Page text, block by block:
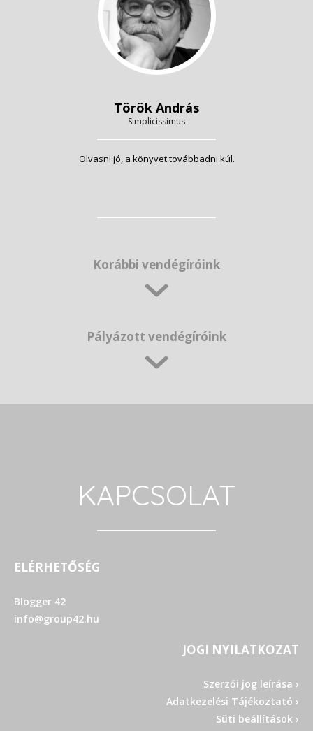
Török András
Simplicissimus
Olvasni jó, a könyvet továbbadni kúl.
Korábbi vendégíróink
Pályázott vendégíróink
KAPCSOLAT
ELÉRHETŐSÉG
Blogger 42
info@group42.hu
JOGI NYILATKOZAT
Szerzői jog leírása ›
Adatkezelési Tájékoztató ›
Süti beállítások ›